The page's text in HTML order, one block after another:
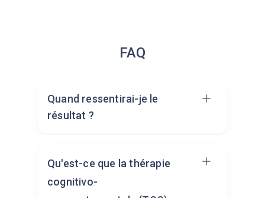
FAQ
Quand ressentirai-je le
résultat ?
En fonction de votre situation, vous
du sommeil dès quelques jours. De
Qu'est-ce que la thérapie
cognitivo-